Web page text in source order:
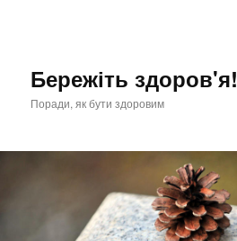
Бережіть здоров'я!
Поради, як бути здоровим